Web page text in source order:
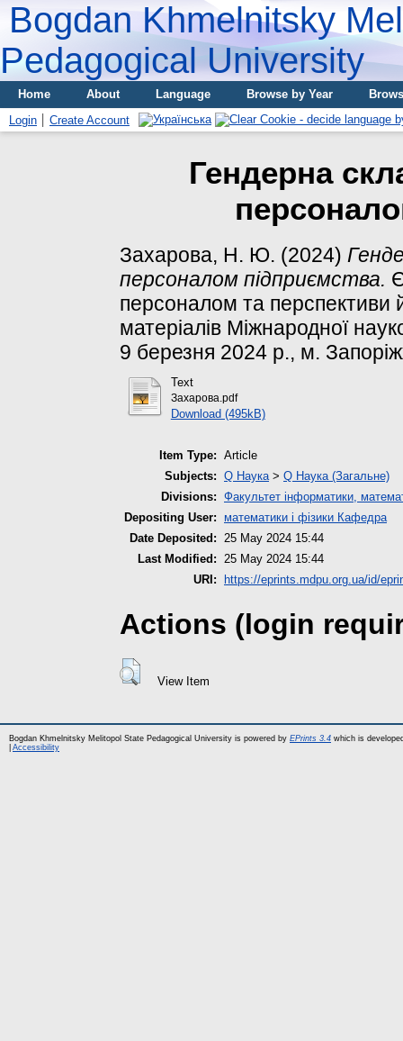
Bogdan Khmelnitsky
Pedagogical University
Home About Language Browse by Year
Login
Create Account
Гендерна
Захарова, Н. Ю. (2024)
персоналом підприємства.
персоналом та перспективи
матеріалів Міжнародної
9 березня 2024 р., м.
Text
Захарова.pdf
Download (495kB)
Item Type: Article
Subjects: Q Наука > Q Наука (Загальне)
Divisions: Факультет інформатики,
Depositing User:
математики і фізики Кафедра
Date Deposited:
25 May 2024 15:44
Last Modified:
25 May 2024 15:44
URI:
https://eprints.mdpu.org.ua/id/
Actions (login
View Item
Bogdan Khmelnitsky Melitopol State Pedagogical University is powered by EPrints 3.4 which is
Accessibility